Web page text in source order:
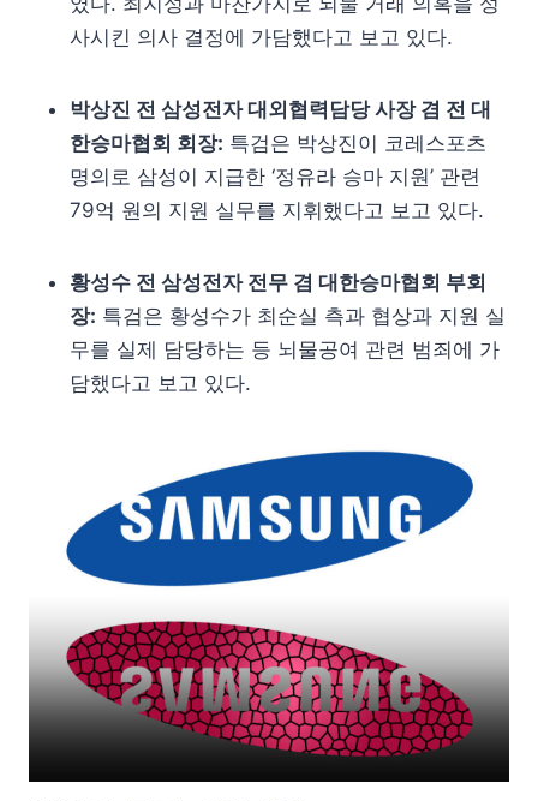
사시킨 의사 결정에 가담했다고 보고 있다.
박상진 전 삼성전자 대외협력담당 사장 겸 전 대
한승마협회 회장: 특검은 박상진이 코레스포츠
명의로 삼성이 지급한 ‘정유라 승마 지원’ 관련
79억 원의 지원 실무를 지휘했다고 보고 있다.
황성수 전 삼성전자 전무 겸 대한승마협회 부회
장: 특검은 황성수가 최순실 측과 협상과 지원 실
무를 실제 담당하는 등 뇌물공여 관련 범죄에 가
담했다고 보고 있다.